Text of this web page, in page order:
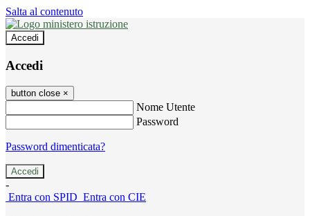
Salta al contenuto
Accedi
Accedi
button close ×
Nome Utente
Password
Password dimenticata?
-
Entra con SPID Entra con CIE